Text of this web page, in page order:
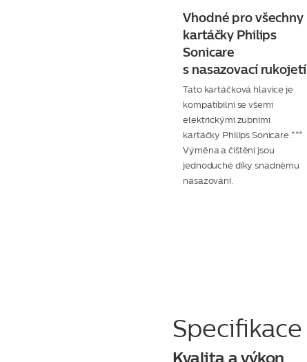
Vhodné pro všechny
kartáčky Philips
Sonicare
s nasazovací rukojetí
Tato kartáčková hlavice je
kompatibilní se všemi
elektrickými zubními
kartáčky Philips Sonicare.***
Výměna a čištění jsou
jednoduché díky snadnému
nasazování.
Specifikace
Kvalita a výkon